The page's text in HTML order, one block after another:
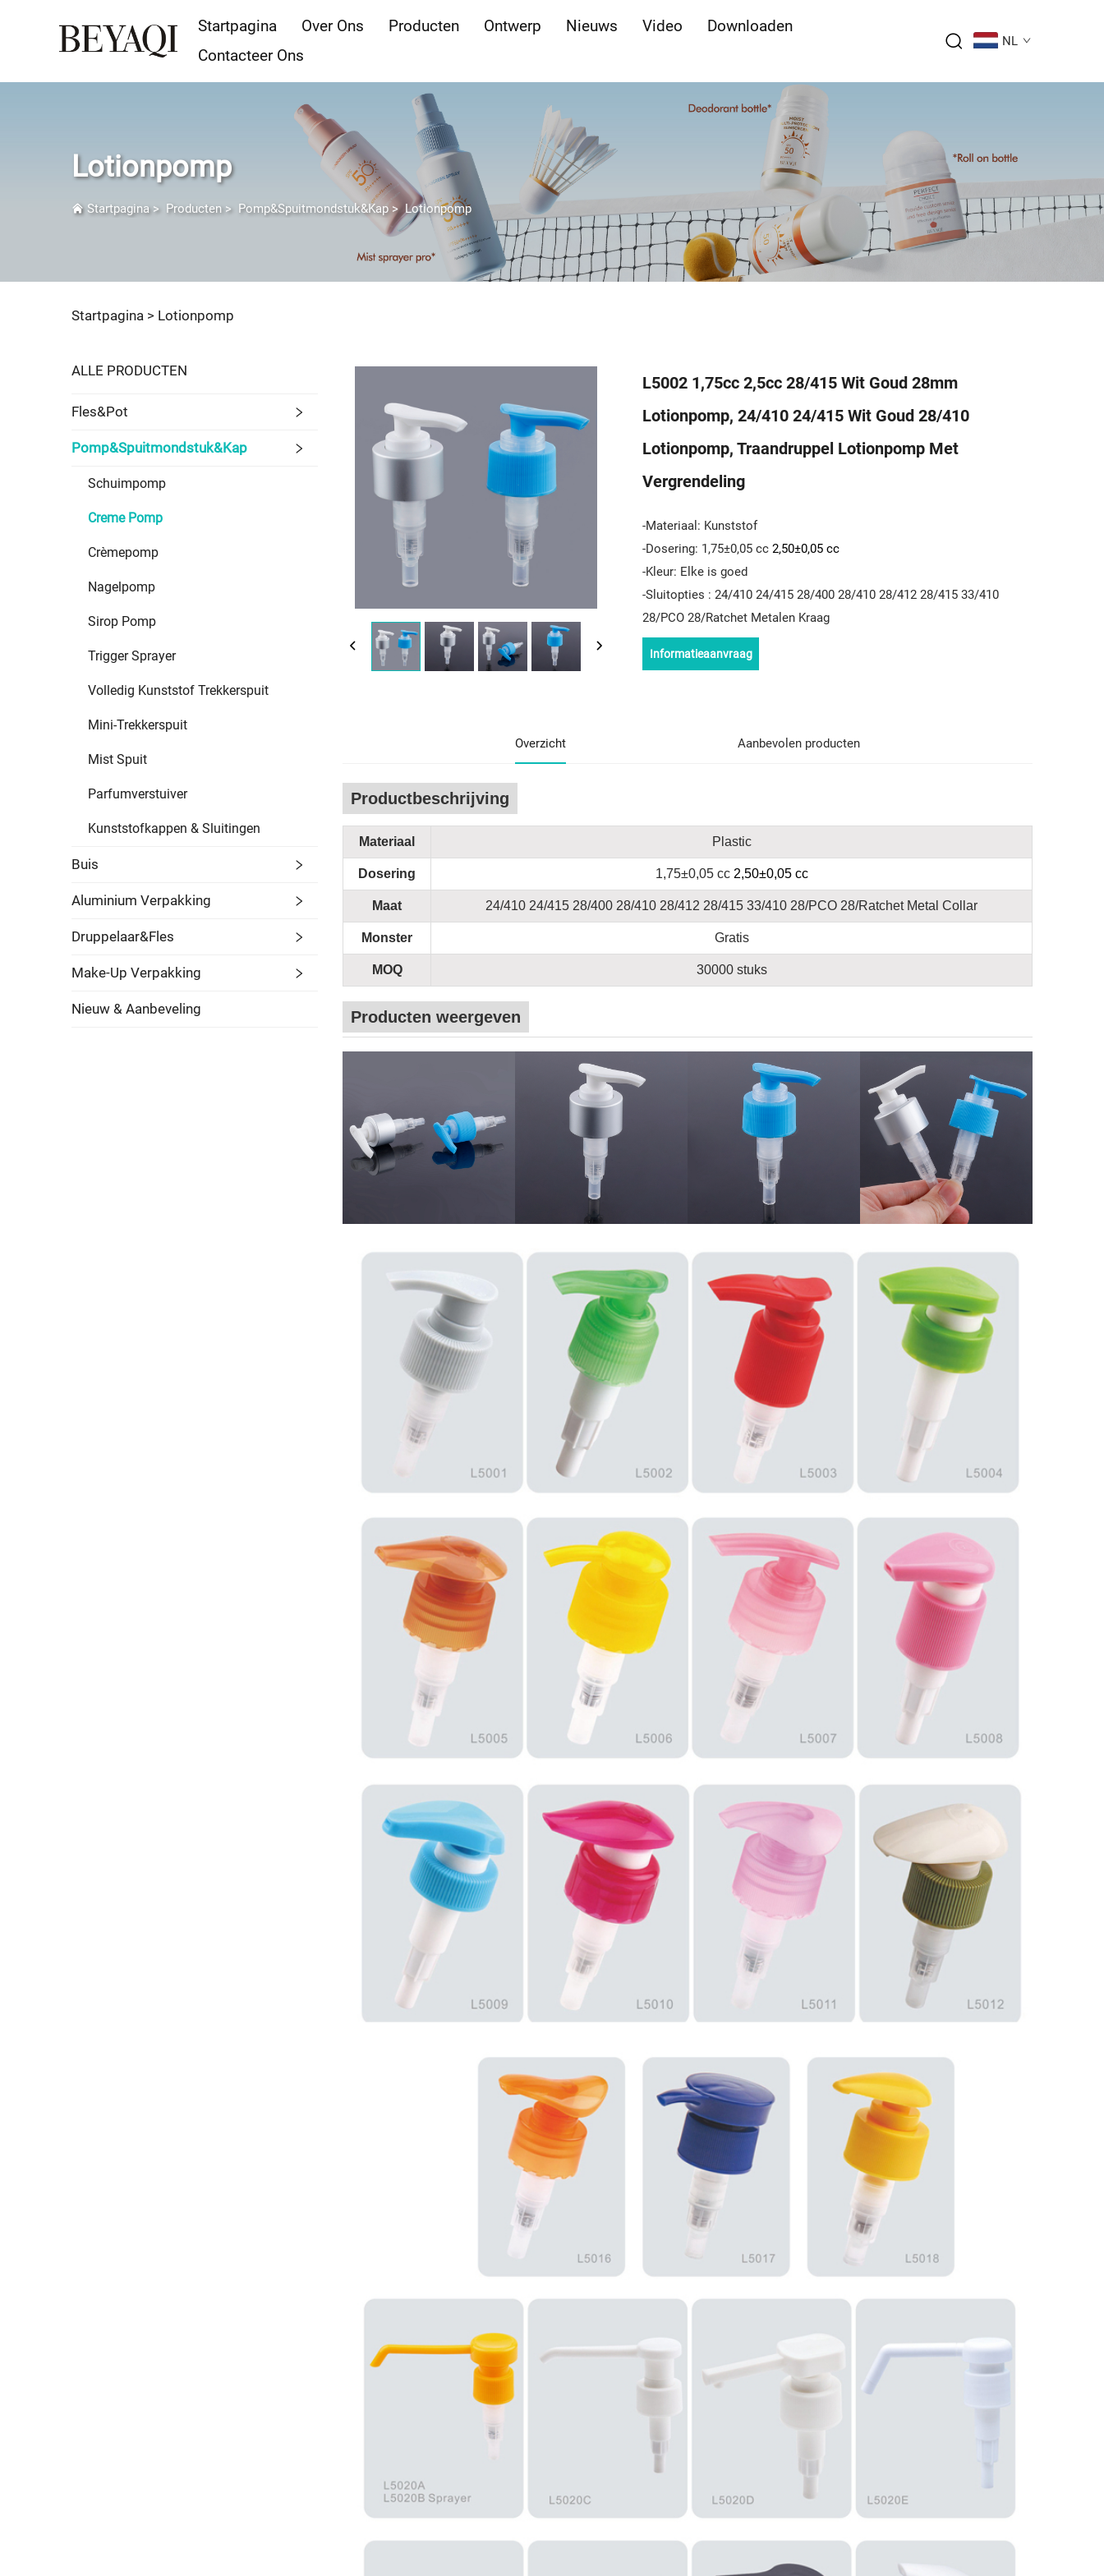
Startpagina Over Ons Producten Ontwerp Nieuws Video
Downloaden
Contacteer Ons
NL
Lotionpomp
Startpagina> Producten> Pomp&Spuitmondstuk&Kap > Lotionpomp
Startpagina > Lotionpomp
ALLE PRODUCTEN
Fles&Pot
Pomp&Spuitmondstuk&Kap
Schuimpomp
Creme Pomp
Crèmepomp
Nagelpomp
Sirop Pomp
Trigger Sprayer
Volledig Kunststof Trekkerspuit
Mini-Trekkerspuit
Mist Spuit
Parfumverstuiver
Kunststofkappen & Sluitingen
Buis
Aluminium Verpakking
Druppelaar&Fles
Make-Up Verpakking
Nieuw & Aanbeveling
L5002 1,75cc 2,5cc 28/415 Wit Goud 28mm
Lotionpomp, 24/410 24/415 Wit Goud 28/410
Lotionpomp, Traandruppel Lotionpomp Met
Vergrendeling
-Materiaal: Kunststof
-Dosering: 1,75±0,05 cc 2,50±0,05 cc
-Kleur: Elke is goed
-Sluitopties : 24/410 24/415 28/400 28/410 28/412 28/415 33/410
28/PCO 28/Ratchet Metalen Kraag
Informatieaanvraag
Overzicht Aanbevolen producten
Productbeschrijving
Materiaal Plastic
Dosering 1,75±0,05 cc 2,50±0,05 cc
Maat 24/410 24/415 28/400 28/410 28/412 28/415 33/410 28/PCO 28/Ratchet Metal Collar
Monster Gratis
MOQ 30000 stuks
Producten weergeven